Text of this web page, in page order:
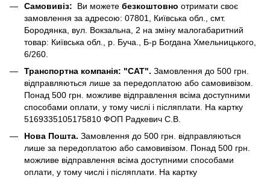
Самовивіз: Ви можете безкоштовно отримати своє
замовлення за адресою: 07801, Київська обл., смт.
Бородянка, вул. Вокзальна, 2 на зміну малогабаритний
товар: Київська обл., р. Буча., Б-р Богдана Хмельницького,
6/260.
Транспортна компанія: "САТ". Замовлення до 500 грн.
відправляються лише за передоплатою або самовивізом.
Понад 500 грн. можливе відправлення всіма доступними
способами оплати, у тому числі і післяплати. На картку
5169335105175810 ФОП Радкевич С.В.
Нова Пошта. Замовлення до 500 грн. відправляються
лише за передоплатою або самовивізом. Понад 500 грн.
можливе відправлення всіма доступними способами
оплати, у тому числі і післяплати. На картку